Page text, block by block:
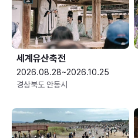
세계유산축전
2026.08.28~2026.10.25
경상북도 안동시